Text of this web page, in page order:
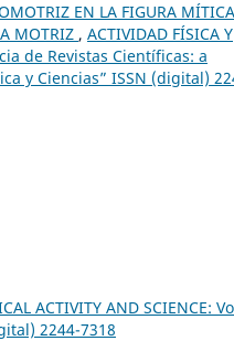
EN LA FIGURA MÍTICA
MOTRIZ , ACTIVIDAD FÍSICA Y
de Revistas Científicas: a
y Ciencias” ISSN (digital)
ACTIVITY AND SCIENCE:
2244-7318